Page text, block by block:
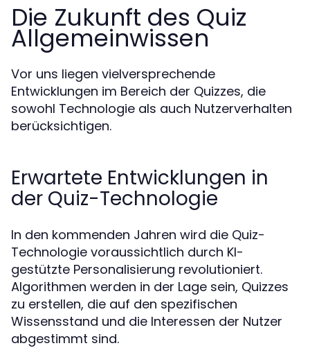
Die Zukunft des Quiz
Allgemeinwissen
Vor uns liegen vielversprechende
Entwicklungen im Bereich der Quizzes, die
sowohl Technologie als auch Nutzerverhalten
berücksichtigen.
Erwartete Entwicklungen in
der Quiz-Technologie
In den kommenden Jahren wird die Quiz-
Technologie voraussichtlich durch KI-
gestützte Personalisierung revolutioniert.
Algorithmen werden in der Lage sein, Quizzes
zu erstellen, die auf den spezifischen
Wissensstand und die Interessen der Nutzer
abgestimmt sind.